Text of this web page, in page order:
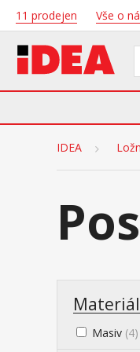
11 prodejen Vše o
IDEA
Materiál
Masiv (4)